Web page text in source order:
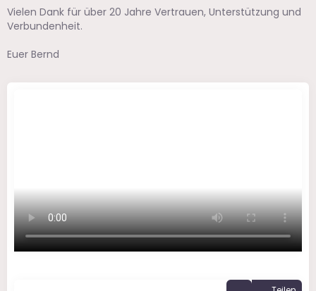
Vielen Dank für über 20 Jahre Vertrauen, Unterstützung und
Verbundenheit.
Euer Bernd